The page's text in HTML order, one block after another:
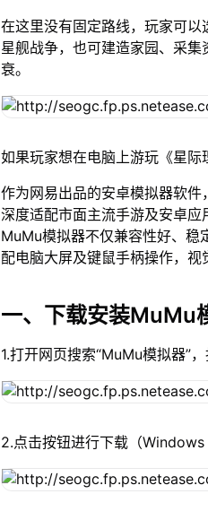
在这里没有固定路线，玩家可
星舰战争，也可建造家园、采
衰。
如果玩家想在电脑上游玩《星际
作为网易出品的安卓模拟器软
深度适配市面主流手游及安卓应
MuMu模拟器不仅兼容性好、
配电脑大屏及键鼠手柄操作，视
一、下载安装MuMu
1.打开网页搜索“MuMu模拟器”
2.点击按钮进行下载（Windows